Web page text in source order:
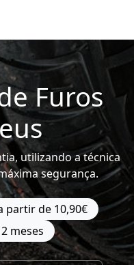
Furos
utilizando a técnica
segurança.
partir de 10,90€
meses